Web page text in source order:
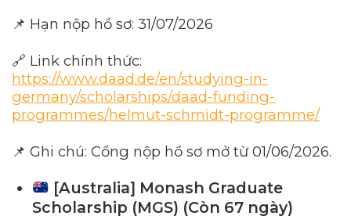
📌 Hạn nộp hồ sơ: 31/07/2026
🔗 Link chính thức:
https://www.daad.de/en/studying-in-
germany/scholarships/daad-funding-
programmes/helmut-schmidt-programme/
📌 Ghi chú: Cổng nộp hồ sơ mở từ 01/06/2026.
[Australia] Monash Graduate
Scholarship (MGS) (Còn 67 ngày)